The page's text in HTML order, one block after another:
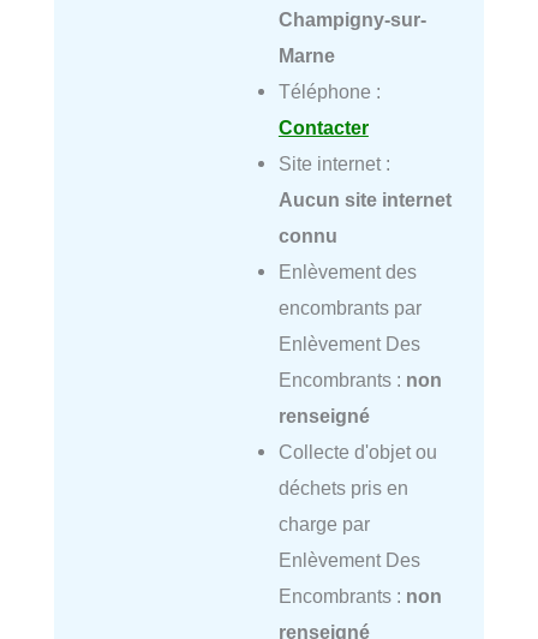
Champigny-sur-
Marne
Téléphone :
Contacter
Site internet :
Aucun site internet
connu
Enlèvement des
encombrants par
Enlèvement Des
Encombrants : non
renseigné
Collecte d'objet ou
déchets pris en
charge par
Enlèvement Des
Encombrants : non
renseigné